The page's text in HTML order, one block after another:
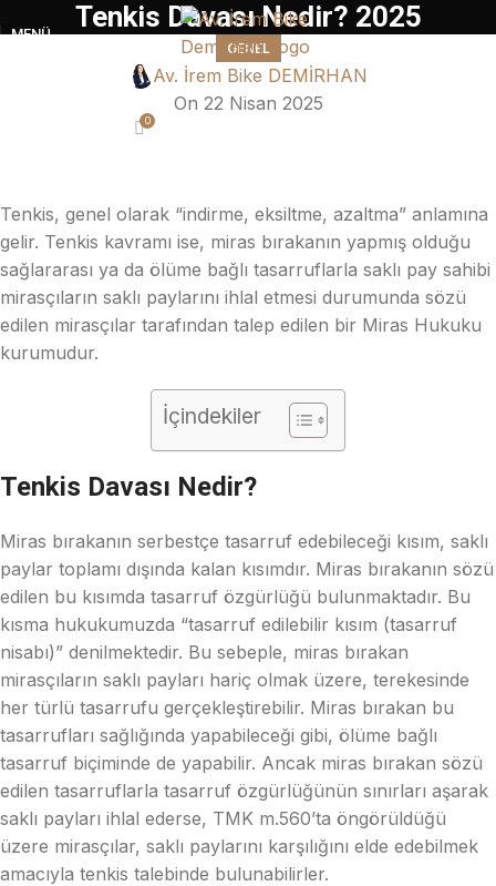
MENÜ Tenkis Davası Nedir? 2025
GENEL
Av. İrem Bike DEMİRHAN
On 22 Nisan 2025
0
Tenkis, genel olarak “indirme, eksiltme, azaltma” anlamına
gelir. Tenkis kavramı ise, miras bırakanın yapmış olduğu
sağlararası ya da ölüme bağlı tasarruflarla saklı pay sahibi
mirasçıların saklı paylarını ihlal etmesi durumunda sözü
edilen mirasçılar tarafından talep edilen bir Miras Hukuku
kurumudur.
İçindekiler
Tenkis Davası Nedir?
Miras bırakanın serbestçe tasarruf edebileceği kısım, saklı
paylar toplamı dışında kalan kısımdır. Miras bırakanın sözü
edilen bu kısımda tasarruf özgürlüğü bulunmaktadır. Bu
kısma hukukumuzda “tasarruf edilebilir kısım (tasarruf
nisabı)” denilmektedir. Bu sebeple, miras bırakan
mirasçıların saklı payları hariç olmak üzere, terekesinde
her türlü tasarrufu gerçekleştirebilir. Miras bırakan bu
tasarrufları sağlığında yapabileceği gibi, ölüme bağlı
tasarruf biçiminde de yapabilir. Ancak miras bırakan sözü
edilen tasarruflarla tasarruf özgürlüğünün sınırları aşarak
saklı payları ihlal ederse, TMK m.560’ta öngörüldüğü
üzere mirasçılar, saklı paylarını karşılığını elde edebilmek
amacıyla tenkis talebinde bulunabilirler.